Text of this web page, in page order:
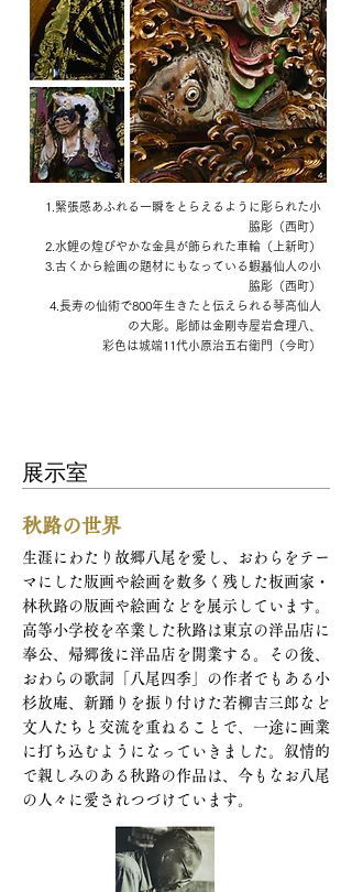
1.緊張感あふれる一瞬をとらえるように彫られた小
脇彫（西町）
2.水鯉の煌びやかな金具が飾られた車輪（上新町）
3.古くから絵画の題材にもなっている蝦蟇仙人の小
脇彫（西町）
4.長寿の仙術で800年生きたと伝えられる琴高仙人
の大彫。彫師は金剛寺屋岩倉理八、
彩色は城端11代小原治五右衛門（今町）
展示室
秋路の世界
生涯にわたり故郷八尾を愛し、おわらをテー
マにした版画や絵画を数多く残した板画家・
林秋路の版画や絵画などを展示しています。
高等小学校を卒業した秋路は東京の洋品店に
奉公、帰郷後に洋品店を開業する。その後、
おわらの歌詞「八尾四季」の作者でもある小
杉放庵、新踊りを振り付けた若柳吉三郎など
文人たちと交流を重ねることで、一途に画業
に打ち込むようになっていきました。叙情的
で親しみのある秋路の作品は、今もなお八尾
の人々に愛されつづけています。